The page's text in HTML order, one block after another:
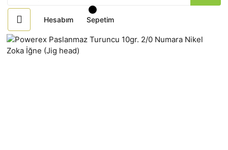
Hesabım Sepetim